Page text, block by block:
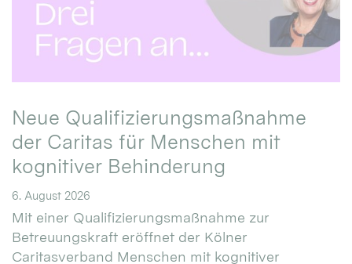
Neue Qualifizierungsmaßnahme
der Caritas für Menschen mit
kognitiver Behinderung
6. August 2026
Mit einer Qualifizierungsmaßnahme zur
Betreuungskraft eröffnet der Kölner
Caritasverband Menschen mit kognitiver